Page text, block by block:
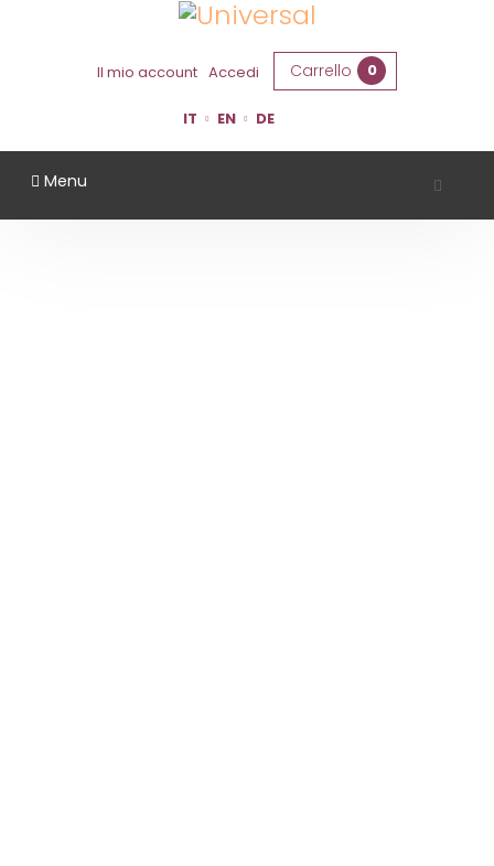
Il mio account Accedi Carrello 0
IT EN DE
Menu